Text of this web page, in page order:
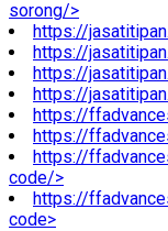
sorong/>
https://
https://
https://
https://
https://
https://
https://
code/>
https://
code>